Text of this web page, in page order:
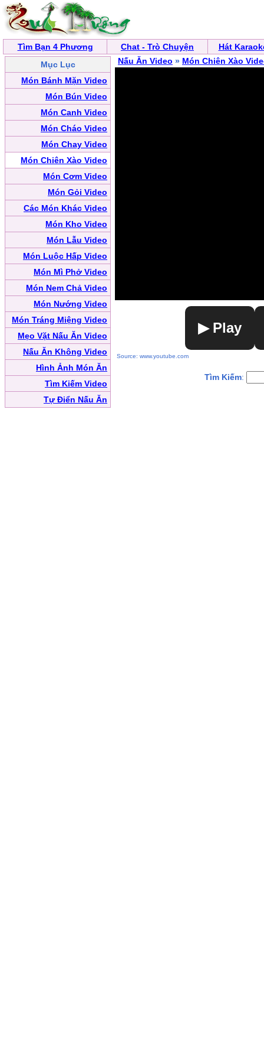
Tìm Bạn 4 Phương Chat - Trò Chuyện
Hát
Mục Lục
Món Bánh Mặn Video
Món Bún Video
Món Canh Video
Món Cháo Video
Món Chay Video
Món Chiên Xào Video
Món Cơm Video
Món Gỏi Video
Các Món Khác Video
Món Kho Video
Món Lẫu Video
Món Luộc Hấp Video
Món Mì Phở Video
Món Nem Chả Video
Món Nướng Video
Món Tráng Miệng Video
Mẹo Vặt Nấu Ăn Video
Nấu Ăn Không Video
Hình Ảnh Món Ăn
Tìm Kiếm Video
Tự Điển Nấu Ăn
Nấu Ăn Video » Món Chiên Xào
▶ Play
Source: www.youtube.com
Tìm Kiếm: